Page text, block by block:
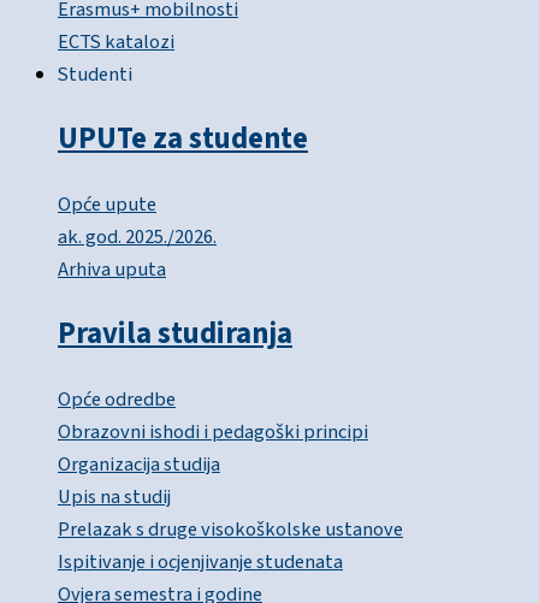
Erasmus+ mobilnosti
ECTS katalozi
Studenti
UPUTe za studente
Opće upute
ak. god. 2025./2026.
Arhiva uputa
Pravila studiranja
Opće odredbe
Obrazovni ishodi i pedagoški principi
Organizacija studija
Upis na studij
Prelazak s druge visokoškolske ustanove
Ispitivanje i ocjenjivanje studenata
Ovjera semestra i godine